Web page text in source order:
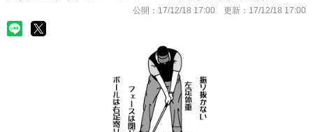
公開： 17/12/18 17:00 更新： 17/12/18 17:00